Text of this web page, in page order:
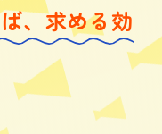
、求める効